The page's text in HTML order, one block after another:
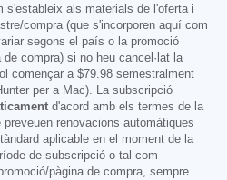
s'estableix als materials de l'oferta i
compra (que s'incorporen aquí com
segons el país o la promoció
compra) si no heu cancel·lat la
començar a $79.98 semestralment
per a Mac). La subscripció
d'acord amb els termes de la
renovacions automàtiques
aplicable en el moment de la
de subscripció o tal com
pàgina de compra, sempre